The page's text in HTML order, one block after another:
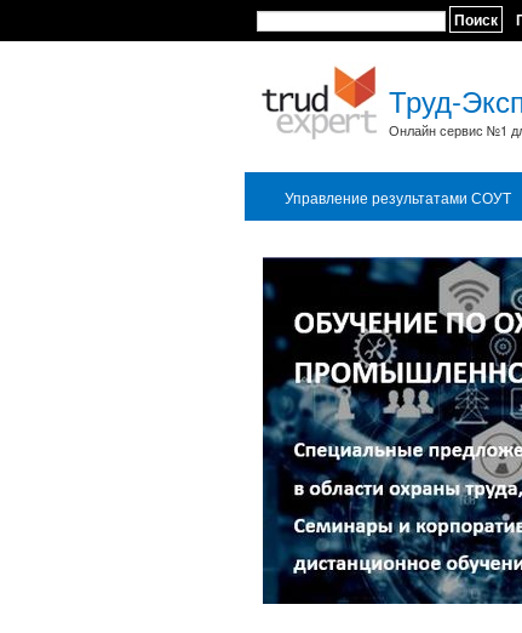
Поиск
Труд-
Онлайн сервис №1
Управление результатами СОУТ